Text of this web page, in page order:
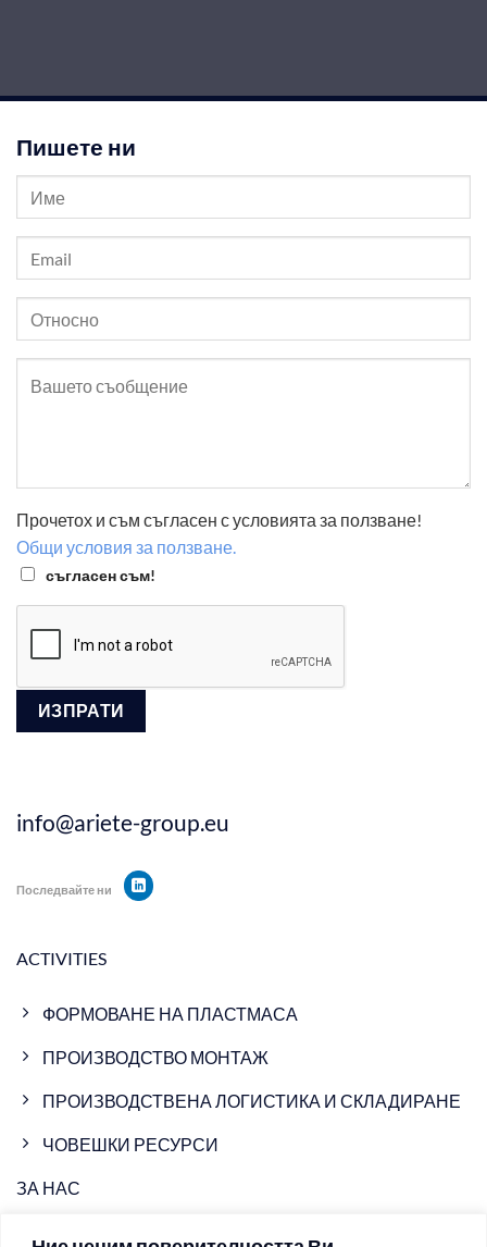
ACTIVITIES
ФОРМОВАНЕ НА ПЛАСТМАСА
ПРОИЗВОДСТВО МОНТАЖ
ПРОИЗВОДСТВЕНА ЛОГИСТИКА И СКЛАДИРАНЕ
ЧОВЕШКИ РЕСУРСИ
ЗА НАС
Пишете ни
Прочетох и съм съгласен с условията за ползване!
Общи условия за ползване.
съгласен съм!
info@ariete-group.eu
Последвайте ни